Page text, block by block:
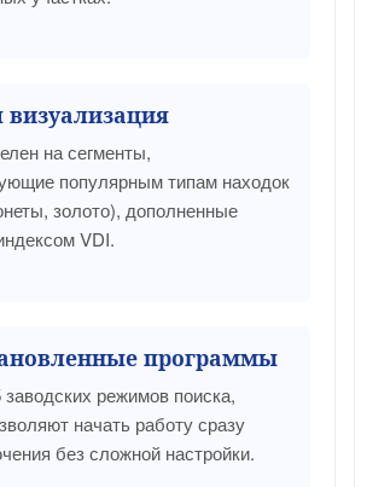
визуализация
на сегменты,
популярным типам находок
золото), дополненные
VDI.
программы
режимов поиска,
начать работу сразу
без сложной настройки.